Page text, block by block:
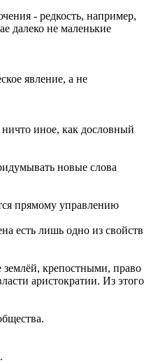
- редкость, например,
далеко не маленькие
явление, а не
иное, как дословный
новые слова
прямому управлению
есть лишь одно из свойств
крепостными, право
аристократии. Из этого